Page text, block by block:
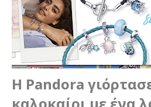
Η Pandora